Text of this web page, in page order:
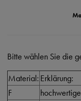
Bitte wählen Sie die
Material: Erklärung:
F